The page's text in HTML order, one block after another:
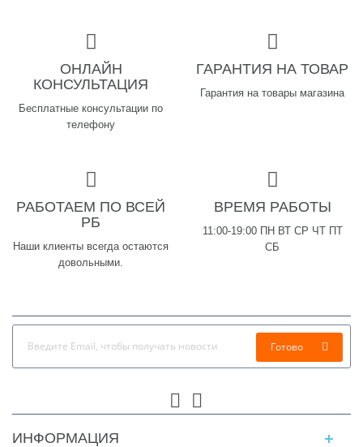
ОНЛАЙН
КОНСУЛЬТАЦИЯ
Бесплатные консультации по
телефону
ГАРАНТИЯ НА ТОВАР
Гарантия на товары магазина
РАБОТАЕМ ПО ВСЕЙ
РБ
Наши клиенты всегда остаются
довольными.
ВРЕМЯ РАБОТЫ
11:00-19:00 ПН ВТ СР ЧТ ПТ
СБ
Готово
ИНФОРМАЦИЯ